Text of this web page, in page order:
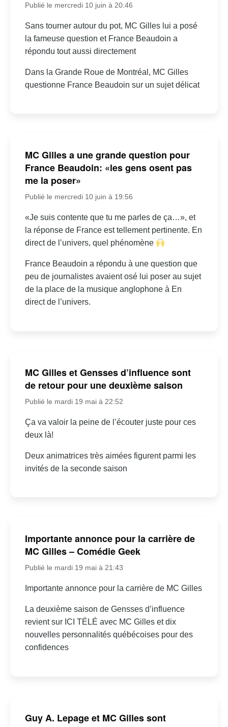
Publié le mercredi 10 juin à 20:46
Sans tourner autour du pot, MC Gilles lui a posé
la fameuse question et France Beaudoin a
répondu tout aussi directement
Dans la Grande Roue de Montréal, MC Gilles
questionne France Beaudoin sur un sujet délicat
MC Gilles a une grande question pour
France Beaudoin: «les gens osent pas
me la poser»
Publié le mercredi 10 juin à 19:56
«Je suis contente que tu me parles de ça…», et
la réponse de France est tellement pertinente. En
direct de l’univers, quel phénomène
France Beaudoin a répondu à une question que
peu de journalistes avaient osé lui poser au sujet
de la place de la musique anglophone à En
direct de l’univers.
MC Gilles et Gensses d’influence sont
de retour pour une deuxième saison
Publié le mardi 19 mai à 22:52
Ça va valoir la peine de l’écouter juste pour ces
deux là!
Deux animatrices très aimées figurent parmi les
invités de la seconde saison
Importante annonce pour la carrière de
MC Gilles – Comédie Geek
Publié le mardi 19 mai à 21:43
Importante annonce pour la carrière de MC Gilles
La deuxième saison de Gensses d’influence
revient sur ICI TÉLÉ avec MC Gilles et dix
nouvelles personnalités québécoises pour des
confidences
Guy A. Lepage et MC Gilles sont